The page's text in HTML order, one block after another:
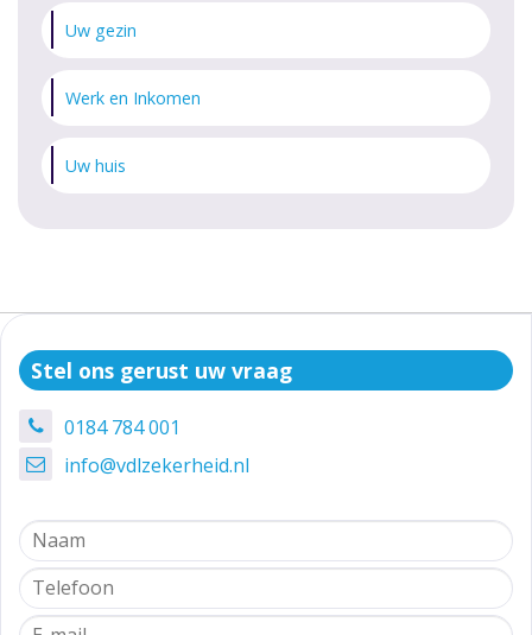
Uw gezin
Werk en Inkomen
Uw huis
Stel ons gerust uw vraag
0184 784 001
info@vdlzekerheid.nl